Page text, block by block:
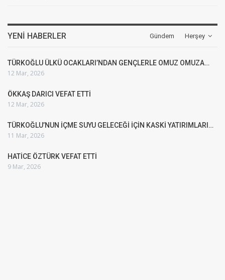
Herşey
YENI HABERLER Gündem
TÜRKOĞLU ÜLKÜ OCAKLARI’NDAN GENÇLERLE OMUZ OMUZA…
12 Mar, 2026
ÖKKAŞ DARICI VEFAT ETTİ
12 Mar, 2026
TÜRKOĞLU’NUN İÇME SUYU GELECEĞİ İÇİN KASKİ YATIRIMLARI…
11 Mar, 2026
HATİCE ÖZTÜRK VEFAT ETTİ
9 Mar, 2026